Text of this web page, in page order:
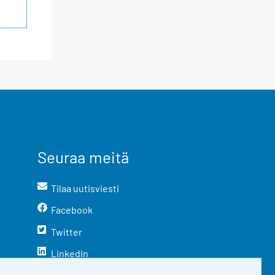
Seuraa meitä
Tilaa uutisviesti
Facebook
Twitter
LinkedIn